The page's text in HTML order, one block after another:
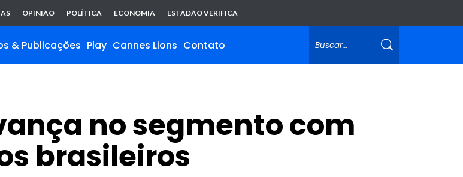
OPINIÃO POLÍTICA ECONOMIA ESTADÃO VERIFICA
& Publicações Play Cannes Lions Contato
no segmento com
brasileiros